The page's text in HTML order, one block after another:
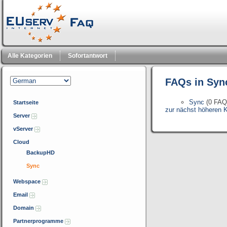
Alle Kategorien Sofortantwort
Startseite
Server
vServer
Cloud
BackupHD
Sync
Webspace
Email
Domain
Partnerprogramme
FAQs in
Sync (0
zur nächst höheren